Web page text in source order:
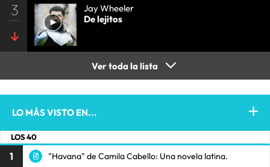
3
Jay Wheeler
De lejitos
Ver toda la lista
LO MÁS VISTO EN...
LOS 40
1 "Havana" de Camila Cabello: Una novela latina.